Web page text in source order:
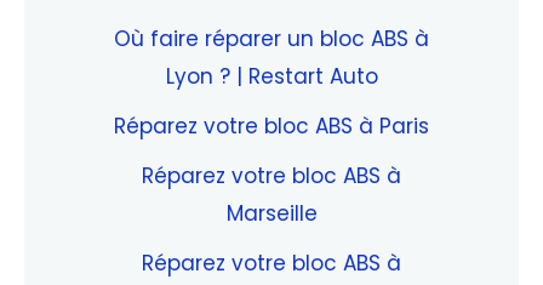
Où faire réparer un bloc ABS à
Lyon ? | Restart Auto
Réparez votre bloc ABS à Paris
Réparez votre bloc ABS à
Marseille
Réparez votre bloc ABS à